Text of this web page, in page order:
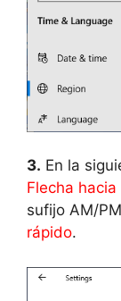
3. En la
Flecha
sufijo AM/
rápido.